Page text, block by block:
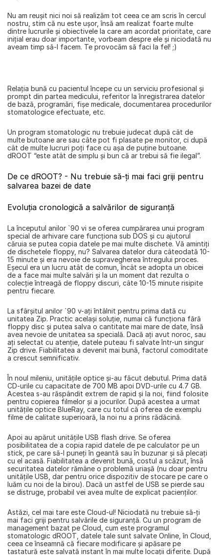
Nu am reuşit nici noi să realizăm tot ceea ce am scris în cercul
nostru, stim că nu este ușor, însă am realizat foarte multe
dintre lucrurile și obiectivele la care am acordat prioritate, care
inițial erau doar importante, vorbeam despre ele și niciodată nu
aveam timp să-l facem. Te provocăm să faci la fel! ;)
Relaţia bună cu pacientul începe cu un serviciu profesional şi
prompt din partea medicului, referitor la înregistrarea datelor
de bază, programări, fișe medicale, documentarea procedurilor
stomatologice efectuate, etc.
Un program stomatologic nu trebuie judecat după cât de
multe butoane are sau câte pot fi plasate pe monitor, ci după
cât de multe lucruri poţi face cu aşa de puţine butoane.
dROOT “este atât de simplu şi bun că ar trebui să fie ilegal”.
De ce dROOT? - Nu trebuie să-ți mai faci griji pentru
salvarea bazei de date
Evoluţia cronologică a salvărilor de siguranță
La începutul anilor `90 vi se oferea cumpărarea unui program
special de arhivare care funcţiona sub DOS şi cu ajutorul
căruia se putea copia datele pe mai multe dischete. Vă amintiţi
de dischetele floppy, nu? Salvarea datelor dura câteodată 10-
15 minute şi era nevoie de supravegherea întregului proces.
Eşecul era un lucru atât de comun, încât se adopta un obicei
de a face mai multe salvări şi la un moment dat rezulta o
colecţie întreagă de floppy discuri, câte 10-15 minute risipite
pentru fiecare.
La sfârşitul anilor `90 v-aţi întâlnit pentru prima dată cu
unitatea Zip. Practic acelaşi soluţie, numai că funcționa fără
floppy disc şi putea salva o cantitate mai mare de date, însă
avea nevoie de unitatea sa specială. Dacă aţi avut noroc, sau
aţi selectat cu atenţie, datele puteau fi salvate într-un singur
Zip drive. Fiabilitatea a devenit mai bună, factorul comoditate
a crescut semnificativ.
În noul mileniu, unităţile optice şi-au făcut debutul. Prima dată
CD-urile cu capacitate de 700 MB apoi DVD-urile cu 4.7 GB.
Acestea s-au răspândit extrem de rapid și la noi, fiind folosite
pentru copierea filmelor și a jocurilor. După acestea a urmat
unitățile optice BlueRay, care cu totul că oferea de exemplu
filme de calitate superioară, la noi nu a prins rădăcină.
Apoi au apărut unităţile USB flash drive. Se oferea
posibilitatea de a copia rapid datele de pe calculator pe un
stick, pe care să-l puneţi în geantă sau în buzunar şi să plecaţi
cu el acasă. Fiabilitatea a devenit bună, costul a scăzut, însă
securitatea datelor rămâne o problemă uriaşă (nu doar pentru
unităţile USB, dar pentru orice dispozitiv de stocare pe care o
luăm cu noi de la birou). Dacă un astfel de USB se pierde sau
se distruge, probabil vei avea multe de explicat pacienţilor.
Astăzi, cel mai tare este Cloud-ul! Niciodată nu trebuie să-ți
mai faci griji pentru salvările de siguranţă. Cu un program de
management bazat pe Cloud, cum este programul
stomatologic dROOT, datele tale sunt salvate Online, în Cloud,
ceea ce înseamnă că fiecare modificare şi apăsare pe
tastatură este salvată instant în mai multe locaţii diferite. După